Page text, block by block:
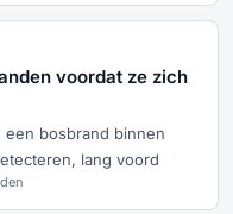
voordat ze zich
een bosbrand binnen
lang voord